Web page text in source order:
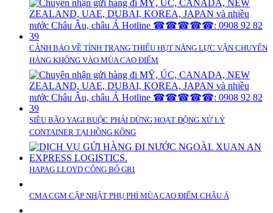
CẢNH BÁO VỀ TÌNH TRẠNG THIẾU HỤT NĂNG LỰC VẬN CHUYỂN
HÀNG KHÔNG VÀO MÙA CAO ĐIỂM
SIÊU BÃO YAGI BUỘC PHẢI DỪNG HOẠT ĐỘNG XỬ LÝ
CONTAINER TẠI HỒNG KÔNG
HAPAG LLOYD CÔNG BỐ GRI
CMA CGM CẬP NHẬT PHỤ PHÍ MÙA CAO ĐIỂM CHÂU Á